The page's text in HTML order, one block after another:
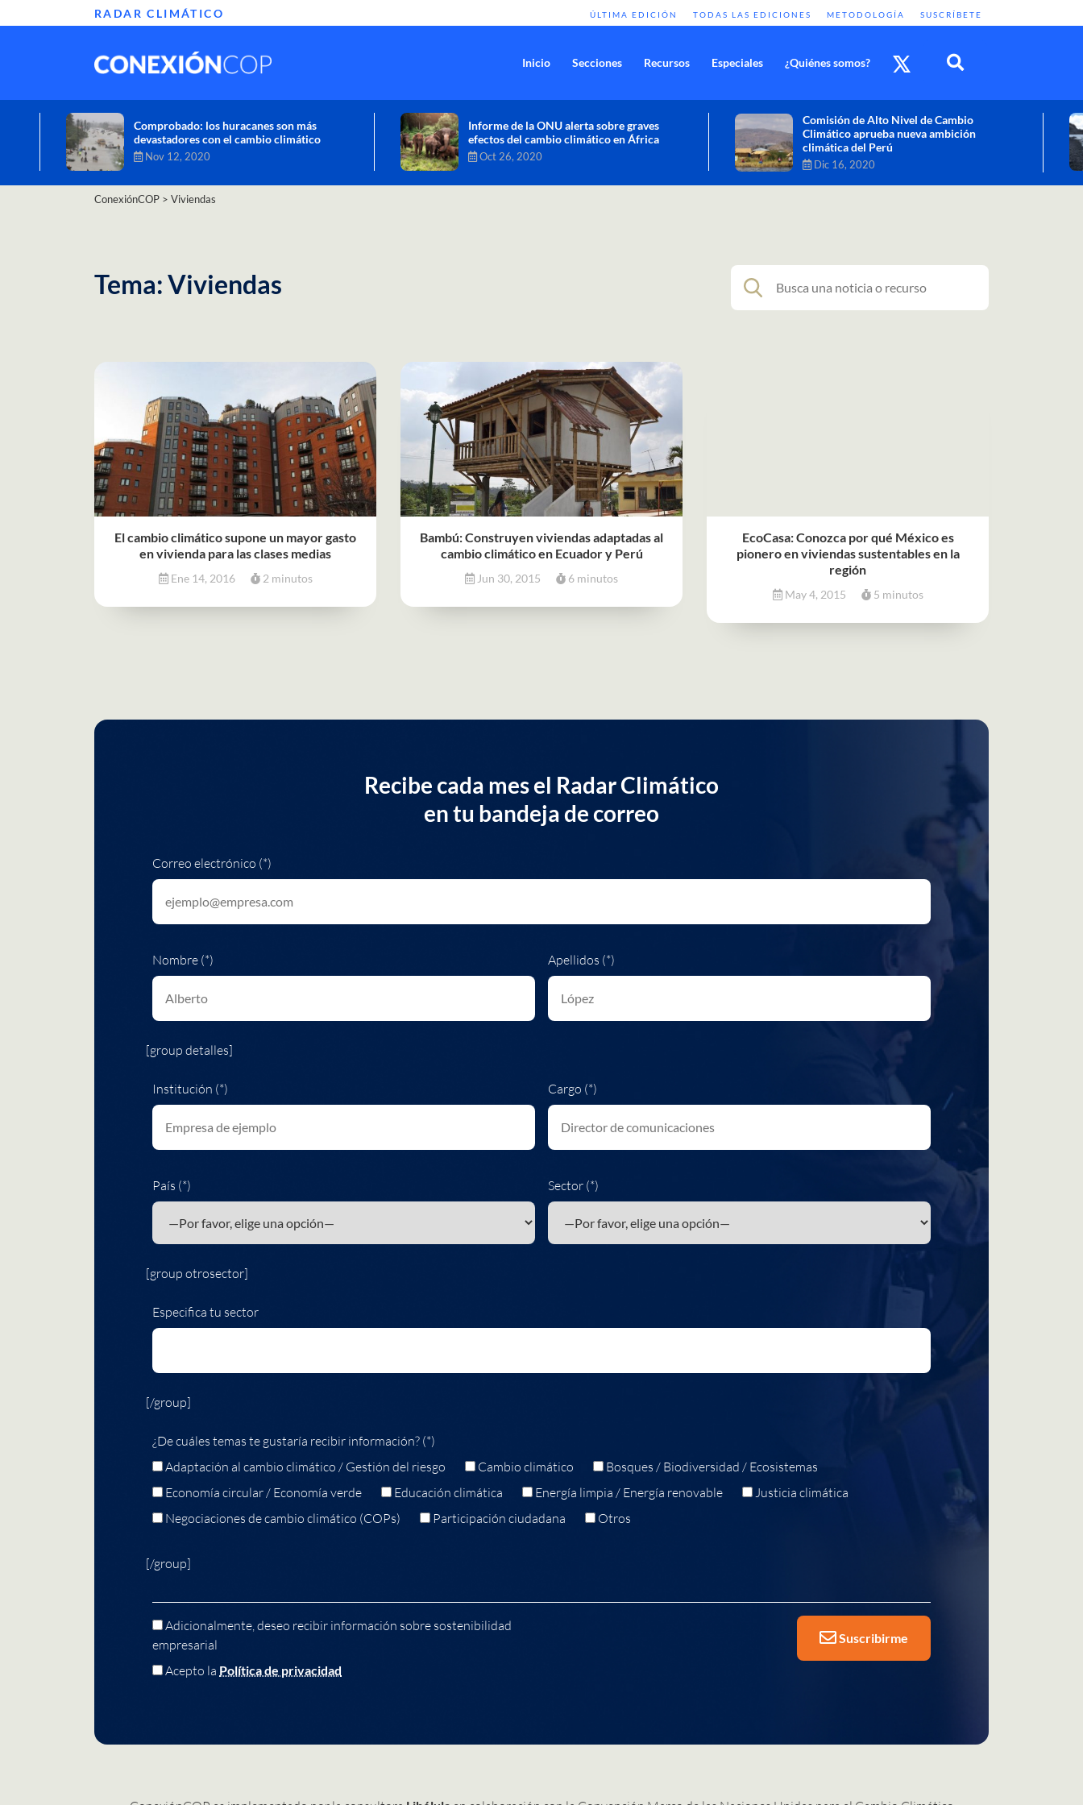
RADAR CLIMÁTICO ÚLTIMA EDICIÓN TODAS LAS EDICIONES METODOLOGÍA SUSCRÍBETE
Inicio Secciones Recursos Especiales ¿Quiénes somos?
Informe de la ONU alerta sobre graves
efectos del cambio climático en África
Oct 26, 2020
Comisión de Alto Nivel de Cambio
Climático aprueba nueva ambición
climática del Perú
Dic 16, 2020
Cambio climático: combatir sus efectos
como objetivo global y urgente
ConexiónCOP > Viviendas
Tema: Viviendas
El cambio climático supone un mayor gasto
en vivienda para las clases medias
Ene 14, 2016 2 minutos
Bambú: Construyen viviendas adaptadas al
cambio climático en Ecuador y Perú
Jun 30, 2015 6 minutos
EcoCasa: Conozca por qué México es
pionero en viviendas sustentables en la
región
May 4, 2015 5 minutos
Recibe cada mes el Radar Climático
en tu bandeja de correo
Correo electrónico (*)
Nombre (*) Apellidos (*)
[group detalles]
Institución (*) Cargo (*)
País (*) Sector (*)
[group otrosector]
Especifica tu sector
[/group]
¿De cuáles temas te gustaría recibir información? (*)
Adaptación al cambio climático / Gestión del riesgo
Cambio climático
Bosques / Biodiversidad / Ecosistemas
Economía circular / Economía verde
Educación climática Energía limpia / Energía renovable
Justicia climática
Negociaciones de cambio climático (COPs)
Participación ciudadana Otros
[/group]
Adicionalmente, deseo recibir información sobre sostenibilidad
empresarial
Acepto la Política de privacidad
Suscribirme